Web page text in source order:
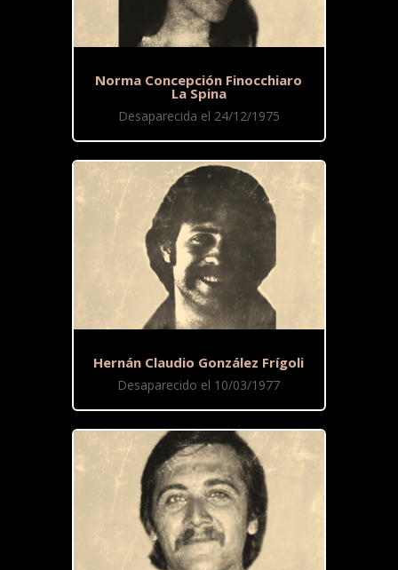
Norma Concepción Finocchiaro
La Spina
Desaparecida el 24/12/1975
Hernán Claudio González Frígoli
Desaparecido el 10/03/1977